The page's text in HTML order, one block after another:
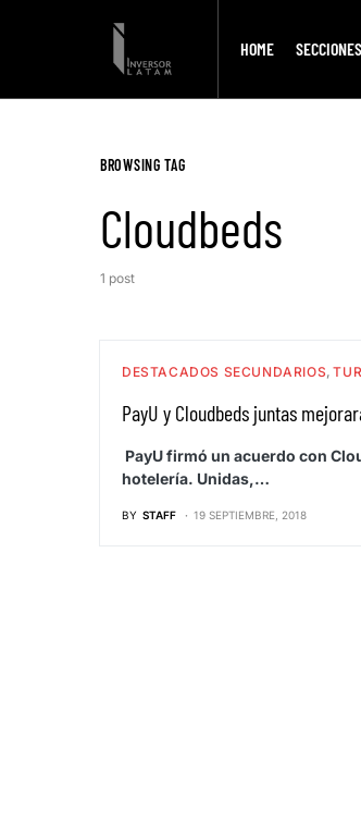
HOME SECCIONES
BROWSING TAG
Cloudbeds
1 post
DESTACADOS SECUNDARIOS
PayU y Cloudbeds juntas
PayU firmó un acuerdo con
hotelería. Unidas,…
BY STAFF 19 SEPTIEMBRE, 2018